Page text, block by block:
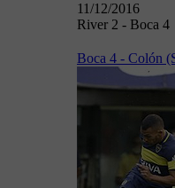
11/12/2016
River 2 - Boca 4
Boca 4 - Colón